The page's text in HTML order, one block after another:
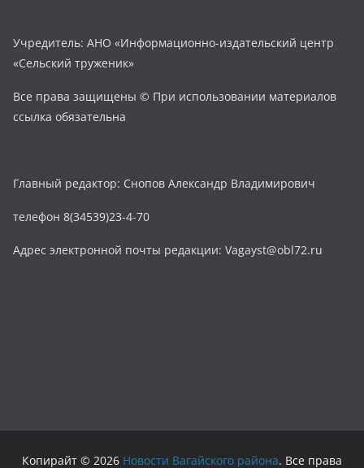
Учредитель: АНО «Информационно-издательский центр
«Сельский труженик»
Все права защищены © При использовании материалов
ссылка обязательна
Главный редактор: Снопов Александр Владимирович
телефон 8(34539)23-4-70
Адрес электронной почты редакции: Vagayst@obl72.ru
Копирайт © 2026 Новости Вагайского района. Все права